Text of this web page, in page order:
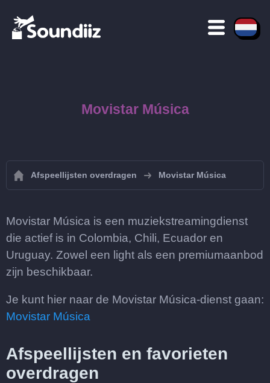
Movistar Música
Afspeellijsten overdragen Movistar Música
Movistar Música is een muziekstreamingdienst
die actief is in Colombia, Chili, Ecuador en
Uruguay. Zowel een light als een premiumaanbod
zijn beschikbaar.
Je kunt hier naar de Movistar Música-dienst gaan:
Movistar Música
Afspeellijsten en favorieten
overdragen